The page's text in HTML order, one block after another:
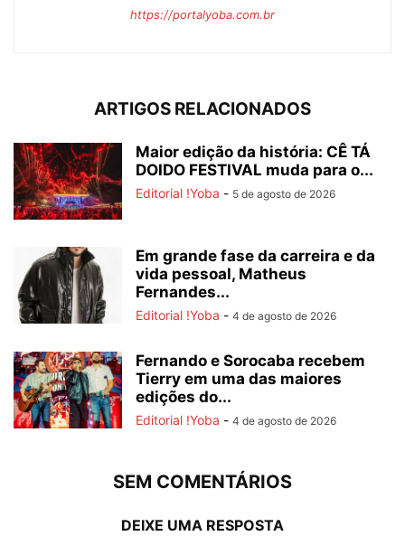
https://portalyoba.com.br
ARTIGOS RELACIONADOS
Maior edição da história: CÊ TÁ
DOIDO FESTIVAL muda para o...
Editorial !Yoba - 5 de agosto de 2026
Em grande fase da carreira e da
vida pessoal, Matheus
Fernandes...
Editorial !Yoba - 4 de agosto de 2026
Fernando e Sorocaba recebem
Tierry em uma das maiores
edições do...
Editorial !Yoba - 4 de agosto de 2026
SEM COMENTÁRIOS
DEIXE UMA RESPOSTA